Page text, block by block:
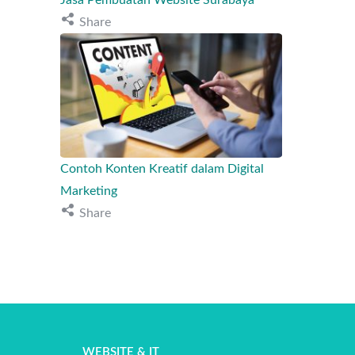
Share
Contoh Konten Kreatif dalam Digital
Marketing
Share
WEBSITE & IT